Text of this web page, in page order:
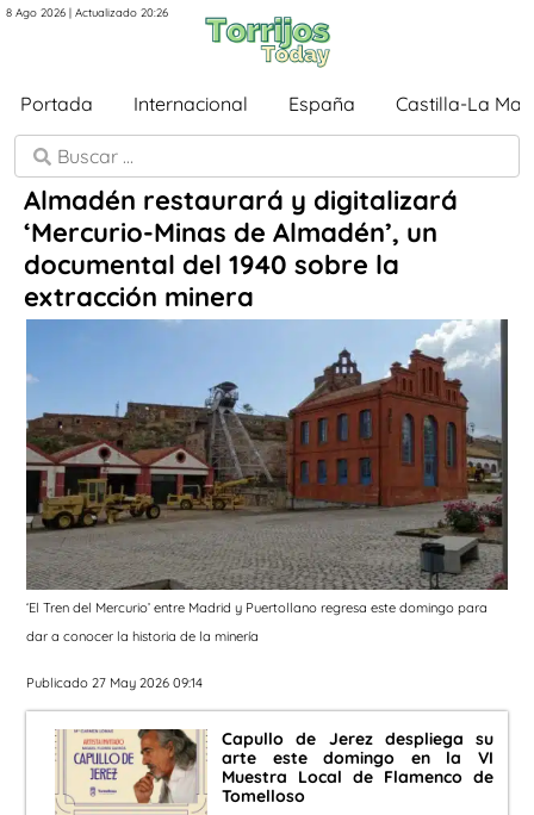
8 Ago 2026 | Actualizado 20:26
Portada Internacional España Castilla-La
Almadén restaurará y digitalizará
‘Mercurio-Minas de Almadén’, un
documental del 1940 sobre la
extracción minera
‘El Tren del Mercurio’ entre Madrid y Puertollano regresa este domingo para
dar a conocer la historia de la minería
Publicado 27 May 2026 09:14
Capullo de Jerez despliega su
arte este domingo en la VI
Muestra Local de Flamenco de
Tomelloso